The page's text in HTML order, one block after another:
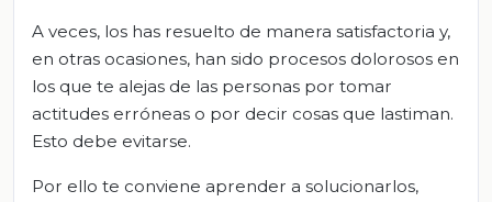
A veces, los has resuelto de manera satisfactoria y,
en otras ocasiones, han sido procesos dolorosos en
los que te alejas de las personas por tomar
actitudes erróneas o por decir cosas que lastiman.
Esto debe evitarse.
Por ello te conviene aprender a solucionarlos,